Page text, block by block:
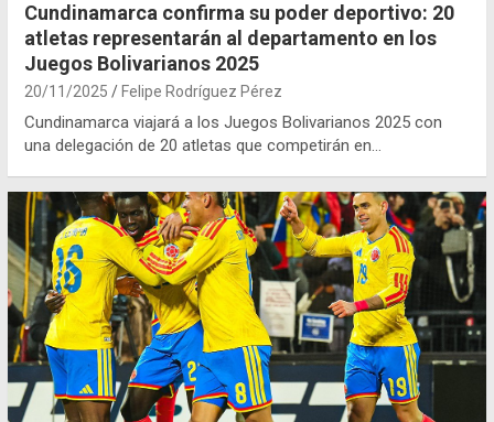
Cundinamarca confirma su poder deportivo: 20
atletas representarán al departamento en los
Juegos Bolivarianos 2025
20/11/2025 Felipe Rodríguez Pérez
Cundinamarca viajará a los Juegos Bolivarianos 2025 con
una delegación de 20 atletas que competirán en…